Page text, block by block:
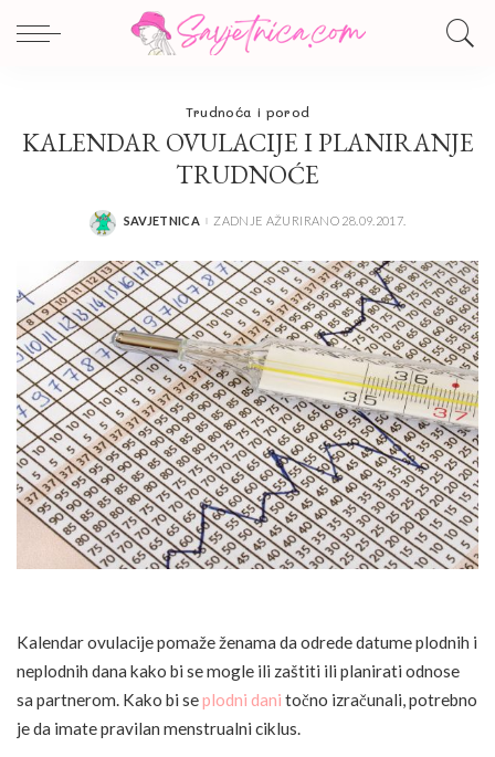
Trudnoća i porod
KALENDAR OVULACIJE I PLANIRANJE
TRUDNOĆE
POSTED
SAVJETNICA ZADNJE AŽURIRANO 28.09.2017.
Kalendar ovulacije pomaže ženama da odrede datume plodnih i
neplodnih dana kako bi se mogle ili zaštiti ili planirati odnose
sa partnerom. Kako bi seplodni dani točno izračunali, potrebno
je da imate pravilan menstrualni ciklus.